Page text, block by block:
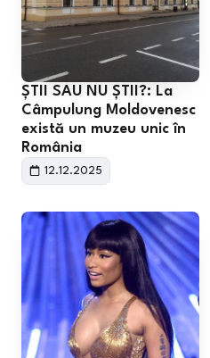
ȘTII SAU NU ȘTII?: La
Câmpulung Moldovenesc
există un muzeu unic în
România
12.12.2025